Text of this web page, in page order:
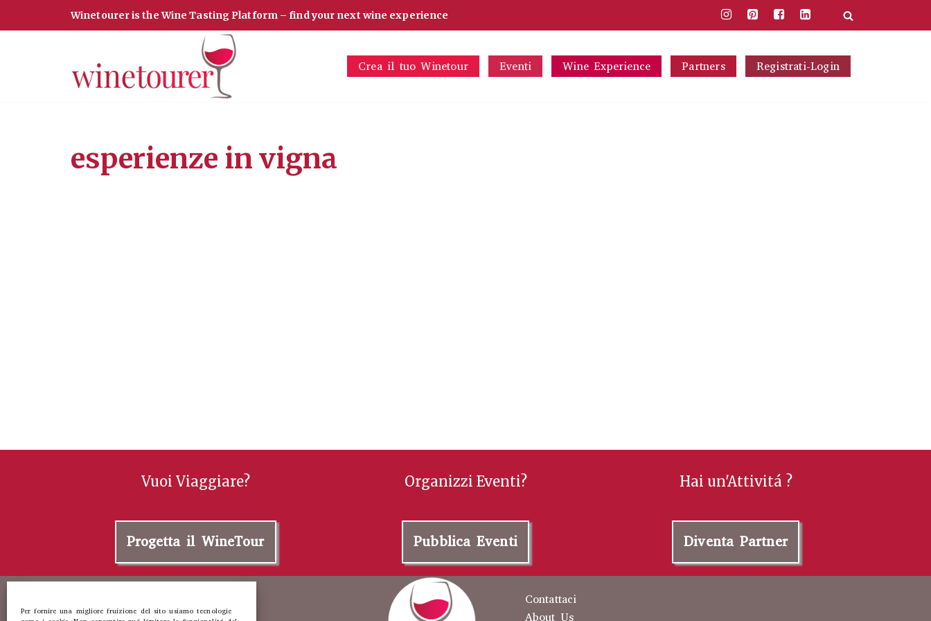
Per fornire una migliore fruizione del sito usiamo tecnologie
Winetourer is the Wine Tasting Platform – find your next wine experience
Crea il tuo Winetour Eventi Wine Experience Partners Registrati-Login
esperienze in vigna
Vuoi Viaggiare?
Progetta il WineTour
Organizzi Eventi?
Pubblica Eventi
Hai un'Attivitá ?
Diventa Partner
Contattaci
About Us